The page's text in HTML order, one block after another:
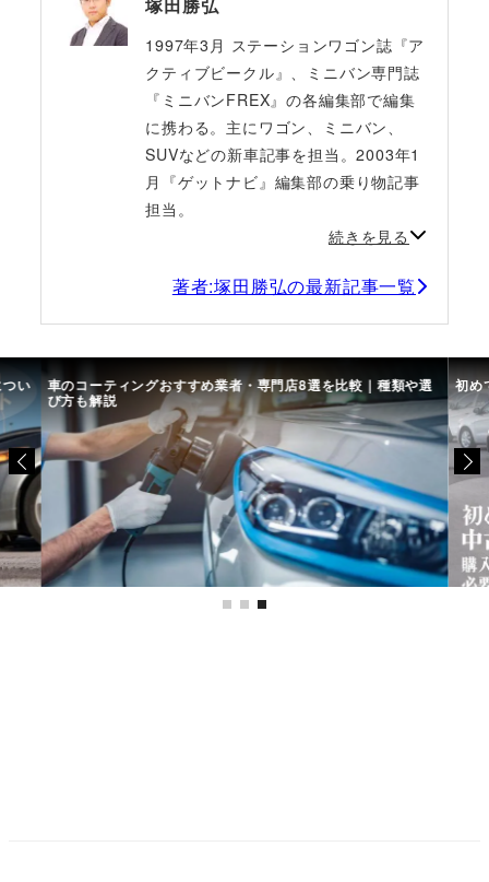
1997年3月 ステーションワゴン誌『ア
クティブビークル』、ミニバン専門誌
『ミニバンFREX』の各編集部で編集
に携わる。主にワゴン、ミニバン、
SUVなどの新車記事を担当。2003年1
月『ゲットナビ』編集部の乗り物記事
担当。
続きを見る
著者:塚田勝弘の最新記事一覧
い 車のコーティングおすすめ業者・専門店8選を比較｜種類や選
び方も解説
初め